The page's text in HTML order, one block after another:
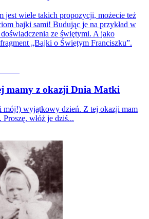
jest wiele takich propozycji, możecie też
bajki sami! Budując je na przykład w
ze świętymi. A jako
„Bajki o Świętym Franciszku”.
mamy z okazji Dnia Matki
mój!) wyjątkowy dzień. Z tej okazji mam
włóż je dziś...